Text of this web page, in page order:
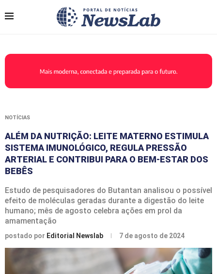
NOTÍCIAS
ALÉM DA NUTRIÇÃO: LEITE MATERNO ESTIMULA
SISTEMA IMUNOLÓGICO, REGULA PRESSÃO
ARTERIAL E CONTRIBUI PARA O BEM-ESTAR DOS
BEBÊS
Estudo de pesquisadores do Butantan analisou o possível
efeito de moléculas geradas durante a digestão do leite
humano; mês de agosto celebra ações em prol da
amamentação
postado por Editorial Newslab 7 de agosto de 2024